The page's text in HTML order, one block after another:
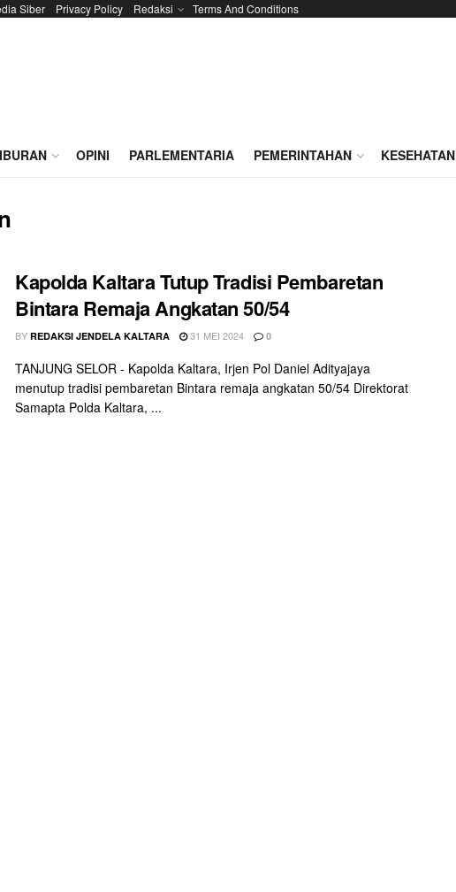
Siber Privacy Policy Redaksi Terms And Conditions
OPINI PARLEMENTARIA PEMERINTAHAN KESEHATAN
Kapolda Kaltara Tutup Tradisi Pembaretan
Bintara Remaja Angkatan 50/54
BY REDAKSI JENDELA KALTARA 31 MEI 2024 0
TANJUNG SELOR - Kapolda Kaltara, Irjen Pol Daniel Adityajaya
menutup tradisi pembaretan Bintara remaja angkatan 50/54 Direktorat
Samapta Polda Kaltara, ...